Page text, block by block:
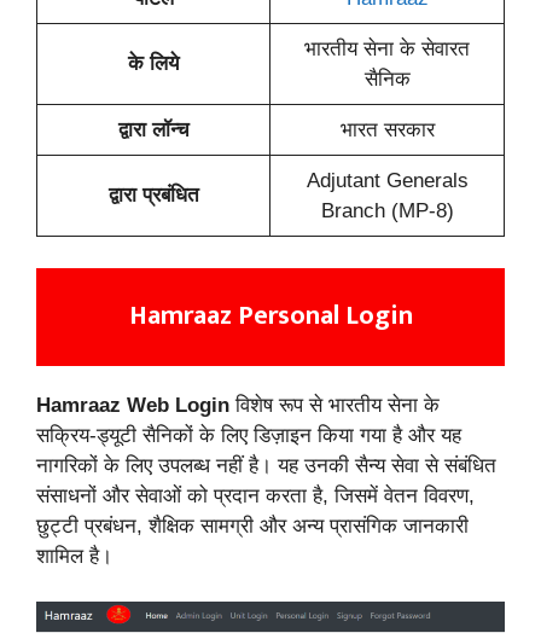
के लिये
भारतीय सेना के सेवारत
सैनिक
द्वारा लॉन्च भारत सरकार
द्वारा प्रबंधित
Adjutant Generals
Branch (MP-8)
Hamraaz Personal Login
Hamraaz Web Login विशेष रूप से भारतीय सेना के
सक्रिय-ड्यूटी सैनिकों के लिए डिज़ाइन किया गया है और यह
नागरिकों के लिए उपलब्ध नहीं है। यह उनकी सैन्य सेवा से संबंधित
संसाधनों और सेवाओं को प्रदान करता है, जिसमें वेतन विवरण,
छुट्टी प्रबंधन, शैक्षिक सामग्री और अन्य प्रासंगिक जानकारी
शामिल है।